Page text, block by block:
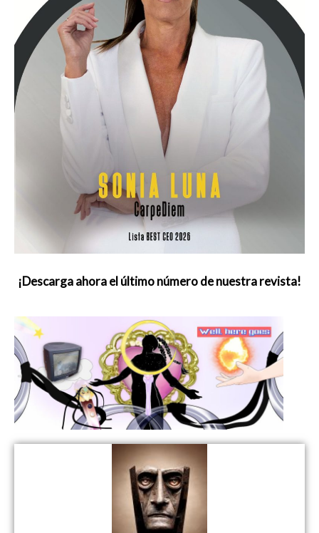
¡Descarga ahora el último número de nuestra revista!